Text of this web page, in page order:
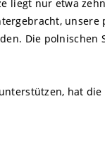
liegt nur etwa
unsere
Die polnischen
hat